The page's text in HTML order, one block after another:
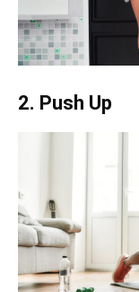
2. Push Up